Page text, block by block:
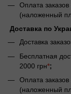
Оплата
(наложенный
Доставка по
Доставка
Бесплатная
2000 грн*;
Оплата
(наложенный